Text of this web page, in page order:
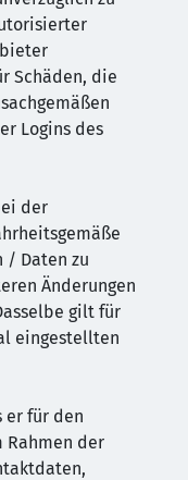
Schäden, die
Logins des
der
/ Daten zu
Änderungen
gilt für
eingestellten
er für den
der